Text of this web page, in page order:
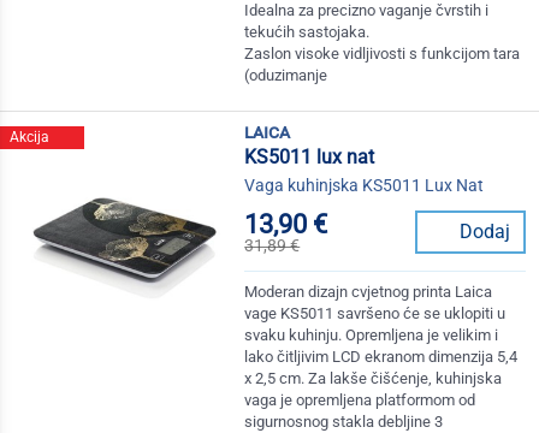
Idealna za precizno vaganje čvrstih i
tekućih sastojaka.
Zaslon visoke vidljivosti s funkcijom tara
(oduzimanje
Akcija
laica
KS5011 lux nat
Vaga kuhinjska KS5011 Lux Nat
13,90 €
31,89 €
Dodaj
Moderan dizajn cvjetnog printa Laica
vage KS5011 savršeno će se uklopiti u
svaku kuhinju. Opremljena je velikim i
lako čitljivim LCD ekranom dimenzija 5,4
x 2,5 cm. Za lakše čišćenje, kuhinjska
vaga je opremljena platformom od
sigurnosnog stakla debljine 3